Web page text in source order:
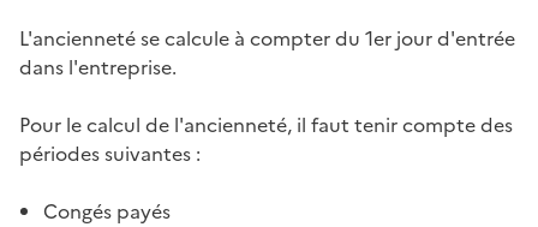
L'ancienneté se calcule à compter du 1er jour d'entrée
dans l'entreprise.
Pour le calcul de l'ancienneté, il faut tenir compte des
périodes suivantes :
Congés payés